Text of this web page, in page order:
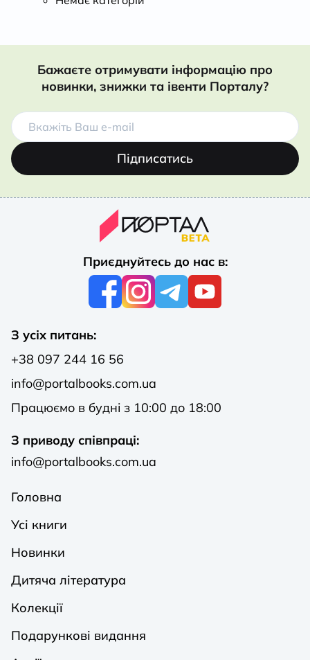
Бажаєте отримувати інформацію про
новинки, знижки та івенти Порталу?
Підписатись
Приєднуйтесь до нас в:
З усіх питань:
+38 097 244 16 56
info@portalbooks.com.ua
Працюємо в будні з 10:00 до 18:00
З приводу співпраці:
info@portalbooks.com.ua
Головна
Усі книги
Новинки
Дитяча література
Колекції
Подарункові видання